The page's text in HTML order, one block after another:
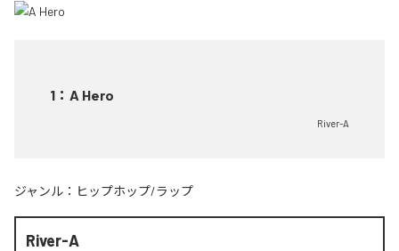
1 ： A Hero
River-A
ジャンル： ヒップホップ/ラップ
River-A